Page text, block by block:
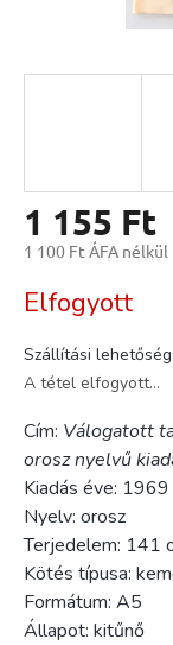
1 155 Ft
1 100 Ft ÁFA nélkül
Elfogyott
Szállítási
A tétel elfogyott…
Cím: Válogatott
orosz nyelvű
Kiadás éve: 1969
Nyelv: orosz
Terjedelem: 141
Kötés típusa:
Formátum: A5
Állapot: kitűnő